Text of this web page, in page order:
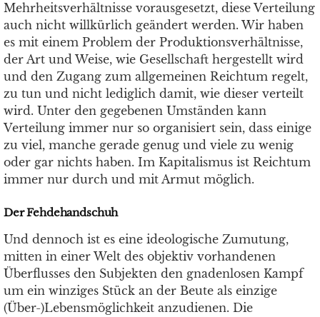
Mehrheitsverhältnisse vorausgesetzt, diese Verteilung
auch nicht willkürlich geändert werden. Wir haben
es mit einem Problem der Produktionsverhältnisse,
der Art und Weise, wie Gesellschaft hergestellt wird
und den Zugang zum allgemeinen Reichtum regelt,
zu tun und nicht lediglich damit, wie dieser verteilt
wird. Unter den gegebenen Umständen kann
Verteilung immer nur so organisiert sein, dass einige
zu viel, manche gerade genug und viele zu wenig
oder gar nichts haben. Im Kapitalismus ist Reichtum
immer nur durch und mit Armut möglich.
Der Fehdehandschuh
Und dennoch ist es eine ideologische Zumutung,
mitten in einer Welt des objektiv vorhandenen
Überflusses den Subjekten den gnadenlosen Kampf
um ein winziges Stück an der Beute als einzige
(Über-)Lebensmöglichkeit anzudienen. Die